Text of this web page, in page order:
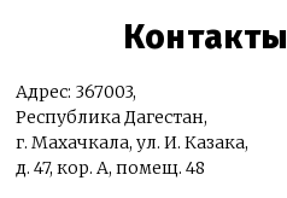
Контакты
Адрес: 367003,
Республика Дагестан,
г. Махачкала, ул. И. Казака,
д. 47, кор. А, помещ. 48